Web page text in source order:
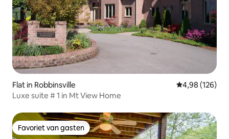
Flat in Robbinsville Gemiddelde
4,98 (126)
Luxe suite # 1 in Mt View Home
Favoriet van gasten
Favoriet van gasten